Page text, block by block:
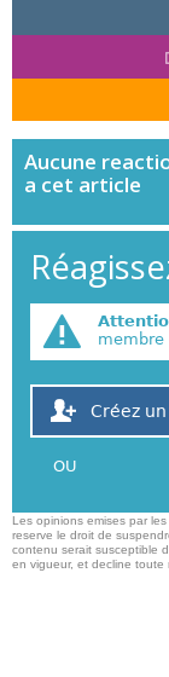
Aucune
a cet article
membre
Créez
OU
Les opinions emises par
reserve le droit de
contenu serait susceptible
en vigueur, et decline toute